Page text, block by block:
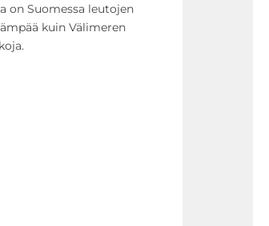
on Suomessa leutojen
kuin Välimeren